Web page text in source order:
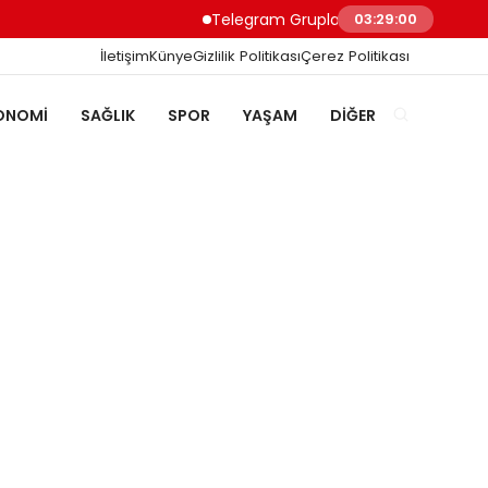
Telegram Grupları ile Doğru
03:29:00
İletişimKünyeGizlilik PolitikasıÇerez Politikası
SAĞLIK SPOR YAŞAM DIĞER